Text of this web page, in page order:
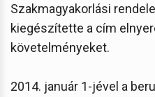
Szakmagyakorlási
kiegészítette a cím
követelményeket.
2014. január 1-jével a